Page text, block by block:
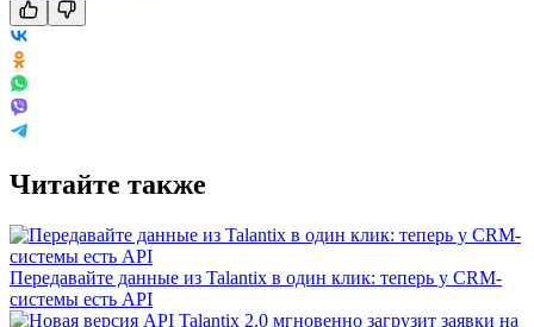
Читайте также
Передавайте данные из Talantix в один клик: теперь у CRM-
системы есть API